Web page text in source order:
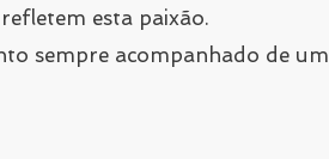
esta paixão.
sempre acompanhado de um